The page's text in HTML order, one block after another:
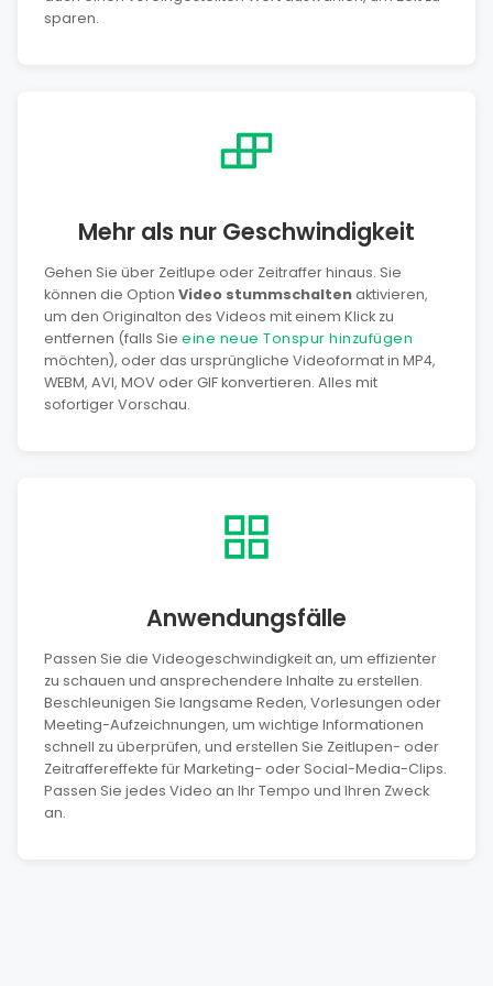
sparen.
Mehr als nur Geschwindigkeit
Gehen Sie über Zeitlupe oder Zeitraffer hinaus. Sie
können die Option Video stummschaltenaktivieren,
um den Originalton des Videos mit einem Klick zu
entfernen (falls Sie eine neue Tonspur hinzufügen
möchten), oder das ursprüngliche Videoformat in MP4,
WEBM, AVI, MOV oder GIF konvertieren. Alles mit
sofortiger Vorschau.
Anwendungsfälle
Passen Sie die Videogeschwindigkeit an, um effizienter
zu schauen und ansprechendere Inhalte zu erstellen.
Beschleunigen Sie langsame Reden, Vorlesungen oder
Meeting-Aufzeichnungen, um wichtige Informationen
schnell zu überprüfen, und erstellen Sie Zeitlupen- oder
Zeitraffereffekte für Marketing- oder Social-Media-Clips.
Passen Sie jedes Video an Ihr Tempo und Ihren Zweck
an.